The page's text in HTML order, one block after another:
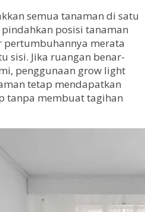
semua tanaman di satu
posisi tanaman
merata
sisi. Jika ruangan benar-
penggunaan grow light
tetap mendapatkan
tanpa membuat tagihan